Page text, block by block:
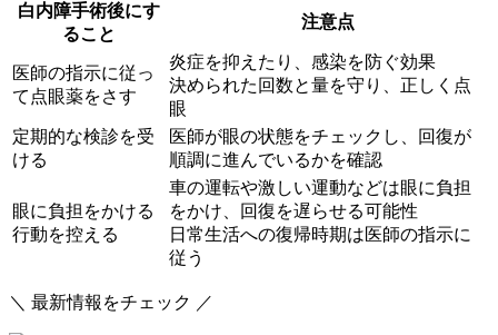
白内障手術後にす
ること
注意点
医師の指示に従っ
て点眼薬をさす
炎症を抑えたり、感染を防ぐ効果
決められた回数と量を守り、正しく点
眼
定期的な検診を受
ける
医師が眼の状態をチェックし、回復が
順調に進んでいるかを確認
眼に負担をかける
行動を控える
車の運転や激しい運動などは眼に負担
をかけ、回復を遅らせる可能性
日常生活への復帰時期は医師の指示に
従う
＼ 最新情報をチェック ／